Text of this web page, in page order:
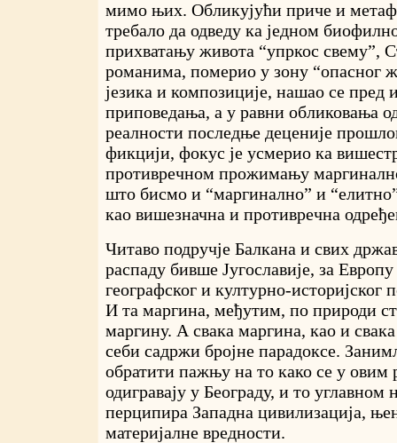
мимо њих. Обликујући приче и
требало да одведу ка једном
прихватању живота “упркос свему”,
романима, померио у зону “опасног
језика и композиције, нашао се пред
приповедања, а у равни обликовања
реалности последње деценије
фикцији, фокус је усмерио ка
противречном прожимању
што бисмо и “маргинално” и
као вишезначна и противречна
Читаво подручје Балкана и свих
распаду бивше Југославије, за
географског и културно-историјског
И та маргина, међутим, по природи
маргину. А свака маргина, као и
себи садржи бројне парадоксе.
обратити пажњу на то како се у овим
одигравају у Београду, и то углавном
перципира Западна цивилизација,
материјалне вредности.